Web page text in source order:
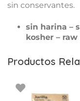
sin conservantes.
sin harina –
kosher –
Productos